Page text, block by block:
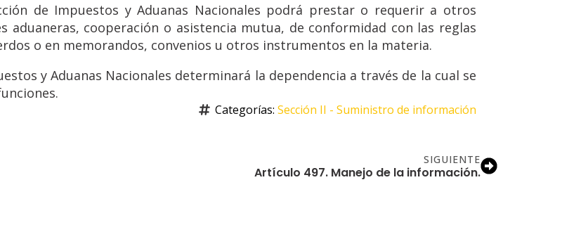
de Impuestos y Aduanas Nacionales podrá prestar o requerir a otros
aduaneras, cooperación o asistencia mutua, de conformidad con las reglas
o en memorandos, convenios u otros instrumentos en la materia.
y Aduanas Nacionales determinará la dependencia a través de la cual se
Categorías: Sección II - Suministro de información
SIGUIENTE
Artículo 497. Manejo de la información.